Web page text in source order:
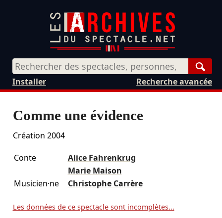
Recherche avancée
Installer
Comme une évidence
Création 2004
Conte
Alice Fahrenkrug
Marie Maison
Musicien·ne
Christophe Carrère
Les données de ce spectacle sont incomplètes...